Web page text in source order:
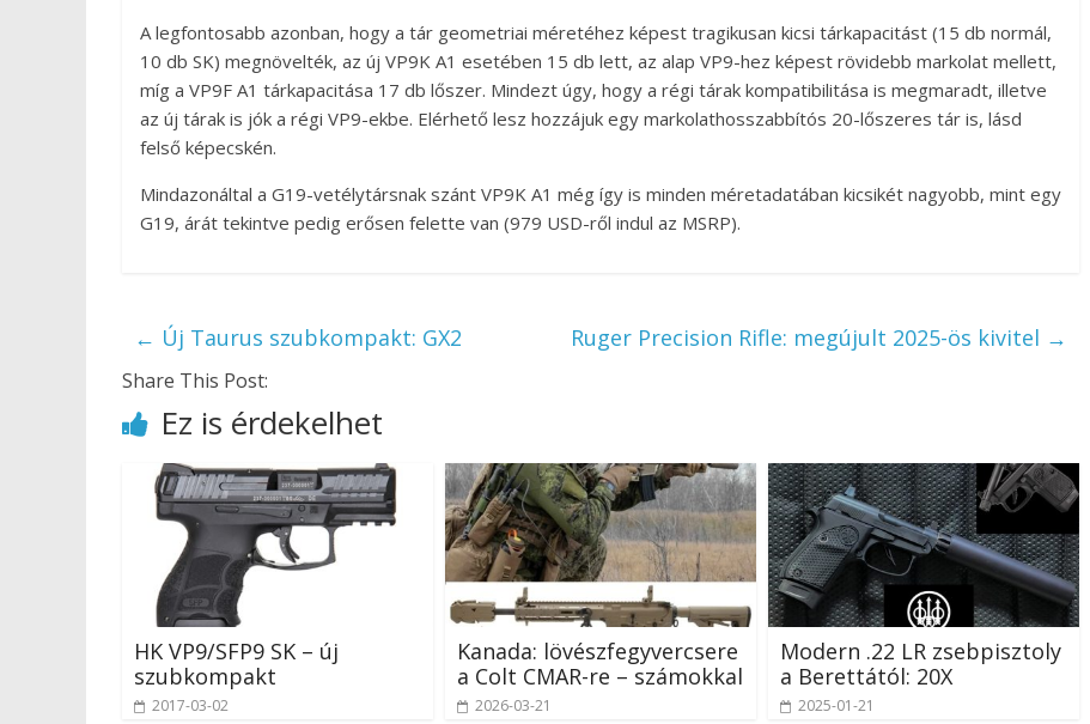
A legfontosabb azonban, hogy a tár geometriai méretéhez képest tragikusan kicsi tárkapacitást (15 db normál,
10 db SK) megnövelték, az új VP9K A1 esetében 15 db lett, az alap VP9-hez képest rövidebb markolat mellett,
míg a VP9F A1 tárkapacitása 17 db lőszer. Mindezt úgy, hogy a régi tárak kompatibilitása is megmaradt, illetve
az új tárak is jók a régi VP9-ekbe. Elérhető lesz hozzájuk egy markolathosszabbítós 20-lőszeres tár is, lásd
felső képecskén.
Mindazonáltal a G19-vetélytársnak szánt VP9K A1 még így is minden méretadatában kicsikét nagyobb, mint egy
G19, árát tekintve pedig erősen felette van (979 USD-ről indul az MSRP).
← Új Taurus szubkompakt: GX2 Ruger Precision Rifle: megújult 2025-ös kivitel →
Share This Post:
Ez is érdekelhet
HK VP9/SFP9 SK – új
szubkompakt
2017-03-02
Kanada: lövészfegyvercsere
a Colt CMAR-re – számokkal
2026-03-21
Modern .22 LR zsebpisztoly
a Berettától: 20X
2025-01-21